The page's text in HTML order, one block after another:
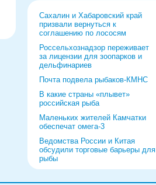
Сахалин и Хабаровский край
призвали вернуться к
соглашению по лососям
Россельхознадзор переживает
за лицензии для зоопарков и
дельфинариев
Почта подвела рыбаков-КМНС
В какие страны «плывет»
российская рыба
Маленьких жителей Камчатки
обеспечат омега-3
Ведомства России и Китая
обсудили торговые барьеры для
рыбы
форуму и выставке в Питере